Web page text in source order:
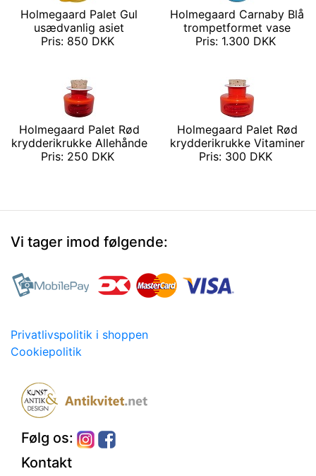
Holmegaard Palet Gul
usædvanlig asiet
Pris: 850 DKK
Holmegaard Carnaby Blå
trompetformet vase
Pris: 1.300 DKK
Holmegaard Palet Rød
krydderikrukke Allehånde
Pris: 250 DKK
Holmegaard Palet Rød
krydderikrukke Vitaminer
Pris: 300 DKK
Vi tager imod følgende:
Privatlivspolitik i shoppen
Cookiepolitik
Følg os:
Kontakt